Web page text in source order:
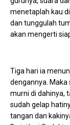
menetaplah kau
dan tunggulah
akan mengerti
Tiga hari ia
dengannya.
murni di dahinya,
sudah gelap
tangan dan